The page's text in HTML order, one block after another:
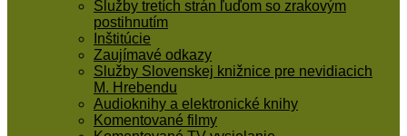
Služby tretích strán ľuďom so zrakovým
postihnutím
Inštitúcie
Zaujímavé odkazy
Služby Slovenskej knižnice pre nevidiacich
M. Hrebendu
Audioknihy a elektronické knihy
Komentované filmy